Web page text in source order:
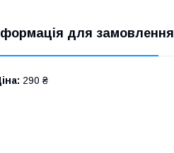
для замовлення
290 ₴